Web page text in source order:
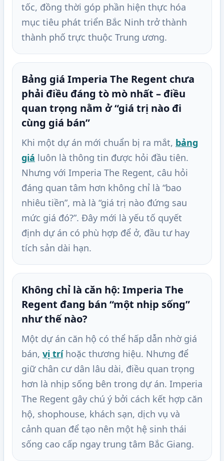
tốc, đồng thời góp phần hiện thực hóa
mục tiêu phát triển Bắc Ninh trở thành
thành phố trực thuộc Trung ương.
Bảng giá Imperia The Regent chưa
phải điều đáng tò mò nhất – điều
quan trọng nằm ở “giá trị nào đi
cùng giá bán”
Khi một dự án mới chuẩn bị ra mắt, bảng
giá luôn là thông tin được hỏi đầu tiên.
Nhưng với Imperia The Regent, câu hỏi
đáng quan tâm hơn không chỉ là “bao
nhiêu tiền”, mà là “giá trị nào đứng sau
mức giá đó?”. Đây mới là yếu tố quyết
định dự án có phù hợp để ở, đầu tư hay
tích sản dài hạn.
Không chỉ là căn hộ: Imperia The
Regent đang bán “một nhịp sống”
như thế nào?
Một dự án căn hộ có thể hấp dẫn nhờ giá
bán, vị tríhoặc thương hiệu. Nhưng để
giữ chân cư dân lâu dài, điều quan trọng
hơn là nhịp sống bên trong dự án. Imperia
The Regent gây chú ý bởi cách kết hợp căn
hộ, shophouse, khách sạn, dịch vụ và
cảnh quan để tạo nên một hệ sinh thái
sống cao cấp ngay trung tâm Bắc Giang.